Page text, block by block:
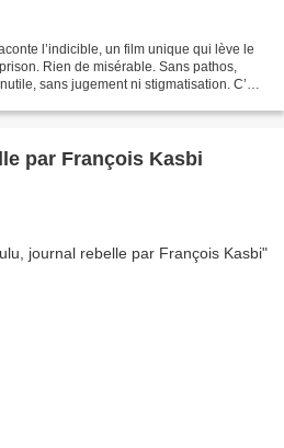
l’indicible, un film unique qui lève le
Rien de misérable. Sans pathos,
sans jugement ni stigmatisation. C’est
par François Kasbi